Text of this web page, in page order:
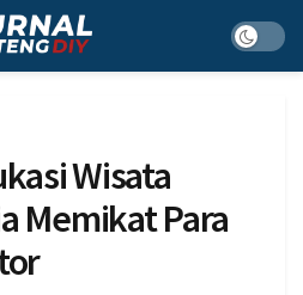
Wisata
Memikat Para